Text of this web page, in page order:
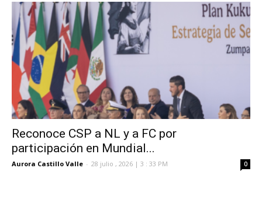
Reconoce CSP a NL y a FC por
participación en Mundial...
Aurora Castillo Valle - 28 julio , 2026 | 3 : 33 PM 0